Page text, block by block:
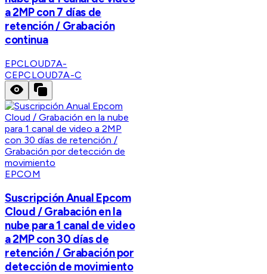
a 2MP con 7 días de
retención / Grabación
continua
EPCLOUD7A-
CEPCLOUD7A-C
EPCOM
Suscripción Anual Epcom
Cloud / Grabación en la
nube para 1 canal de video
a 2MP con 30 días de
retención / Grabación por
detección de movimiento